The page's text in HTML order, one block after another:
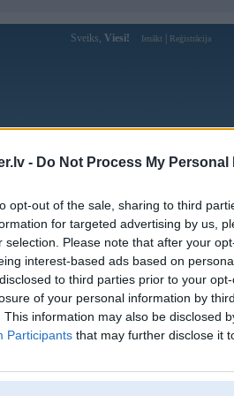
- Do Not Process My Personal
opt-out of the sale, sharing to third
for targeted advertising by us,
selection. Please note that after your
interest-based ads based on
to third parties prior to your
of your personal information by
This information may also be disclosed
Participants that may further disclose it
Sveiks, Viesi! Ienākt Reģistrācija
Forums Galerijas Reģistrācija
Lietotāja Ogotais
Lietotājvārds:
Braucu ar:
UK
Nodarbošanās:
Ziņojumi forumā:
385